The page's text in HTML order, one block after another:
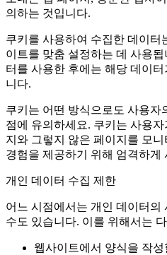
의하는 것입니다.
쿠키를 사용하여 수집한 데이터
이트를 맞춤 설정하는 데 사용됩
터를 사용한 후에는 해당 데이
니다.
쿠키는 어떤 방식으로도 사용자
점에 유의하세요. 쿠키는 사용
지와 그렇지 않은 페이지를 모
경험을 제공하기 위해 엄격하게
개인 데이터 수집 제한
어느 시점에서는 개인 데이터의
수도 있습니다. 이를 위해서는
웹사이트에서 양식을 작